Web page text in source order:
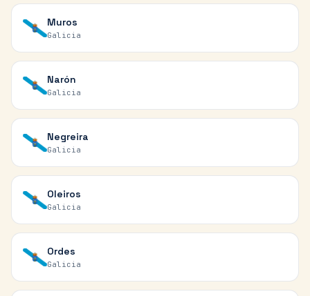
Muros
Galicia
Narón
Galicia
Negreira
Galicia
Oleiros
Galicia
Ordes
Galicia